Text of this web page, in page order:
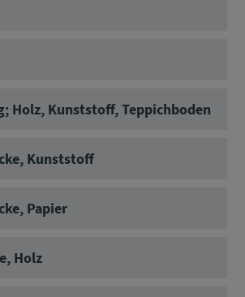
Holz, Kunststoff, Teppichboden
Kunststoff
Papier
Holz